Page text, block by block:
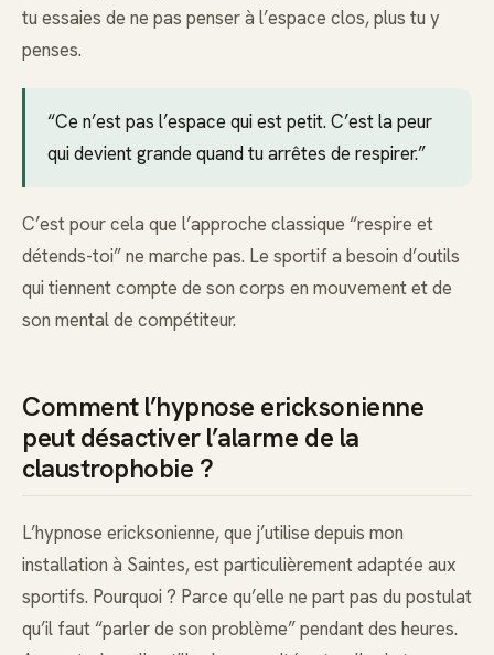
tu essaies de ne pas penser à l’espace clos, plus tu y
penses.
“Ce n’est pas l’espace qui est petit. C’est la peur
qui devient grande quand tu arrêtes de respirer.”
C’est pour cela que l’approche classique “respire et
détends-toi” ne marche pas. Le sportif a besoin d’outils
qui tiennent compte de son corps en mouvement et de
son mental de compétiteur.
Comment l’hypnose ericksonienne
peut désactiver l’alarme de la
claustrophobie ?
L’hypnose ericksonienne, que j’utilise depuis mon
installation à Saintes, est particulièrement adaptée aux
sportifs. Pourquoi ? Parce qu’elle ne part pas du postulat
qu’il faut “parler de son problème” pendant des heures.